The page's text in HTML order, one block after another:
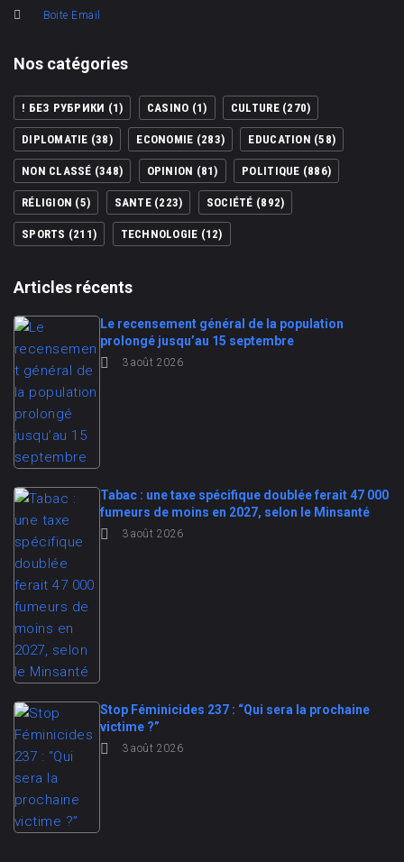
Boite Email
Nos catégories
! БЕЗ РУБРИКИ (1) CASINO (1) CULTURE(270)
DIPLOMATIE (38) ECONOMIE (283) EDUCATION (58)
NON CLASSÉ (348) OPINION (81) POLITIQUE (886)
RÉLIGION (5) SANTE(223) SOCIÉTÉ (892)
SPORTS (211) TECHNOLOGIE (12)
Articles récents
Le recensement général de la population
prolongé jusqu’au 15 septembre
3 août 2026
Tabac : une taxe spécifique doublée ferait 47 000
fumeurs de moins en 2027, selon le Minsanté
3 août 2026
Stop Féminicides 237 : “Qui sera la prochaine
victime ?”
3 août 2026